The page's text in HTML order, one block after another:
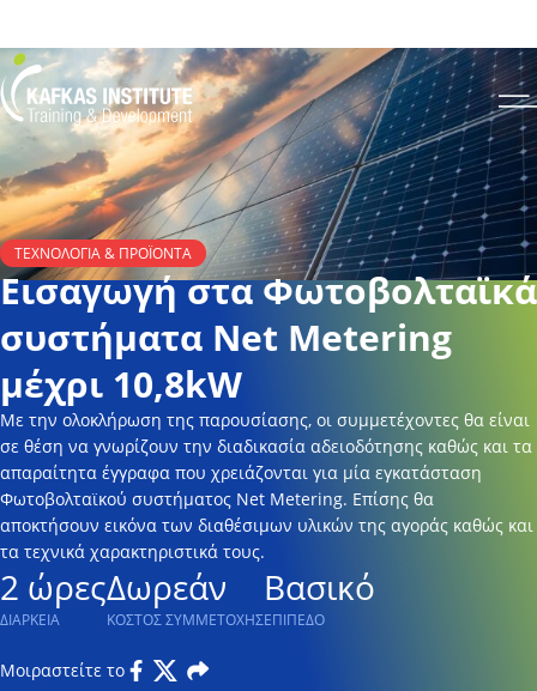
Kafkas Insitute Logo
ΤΕΧΝΟΛΟΓΊΑ & ΠΡΟΪΌΝΤΑ
Εισαγωγή στα Φωτοβολταϊκά
συστήματα Net Metering
μέχρι 10,8kW
Με την ολοκλήρωση της παρουσίασης, οι συμμετέχοντες θα είναι
σε θέση να γνωρίζουν την διαδικασία αδειοδότησης καθώς και τα
απαραίτητα έγγραφα που χρειάζονται για μία εγκατάσταση
Φωτοβολταϊκού συστήματος Net Metering. Επίσης θα
αποκτήσουν εικόνα των διαθέσιμων υλικών της αγοράς καθώς και
τα τεχνικά χαρακτηριστικά τους.
2 ώρες
ΔΙΑΡΚΕΙΑ
Δωρεάν
ΚΟΣΤΟΣ ΣΥΜΜΕΤΟΧΗΣ
Βασικό
ΕΠΙΠΕΔΟ
Μοιραστείτε το Facebook
Twitter
Email